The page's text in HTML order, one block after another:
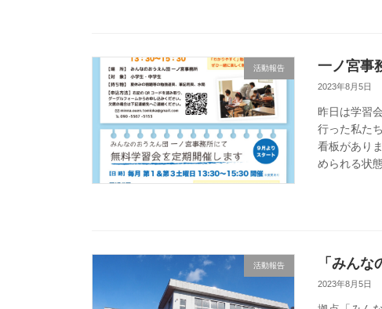
活動報告 一ノ宮事
2023年8月5日
昨日は学習
行った私た
看板があり
められる状
活動報告 「みん
2023年8月5日